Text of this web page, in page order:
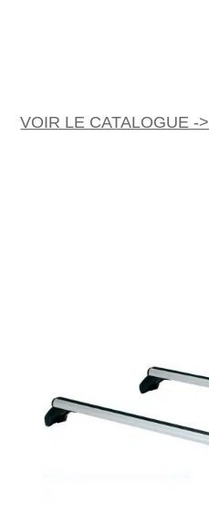
VOIR LE CATALOGUE ->